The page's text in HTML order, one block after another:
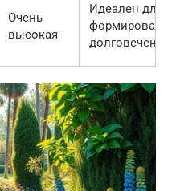
Очень
высокая
Идеален для
долговечен